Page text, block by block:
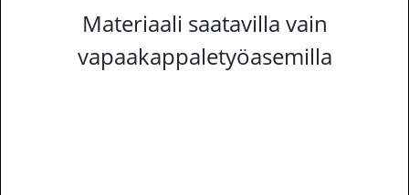
Materiaali saatavilla vain
vapaakappaletyöasemilla